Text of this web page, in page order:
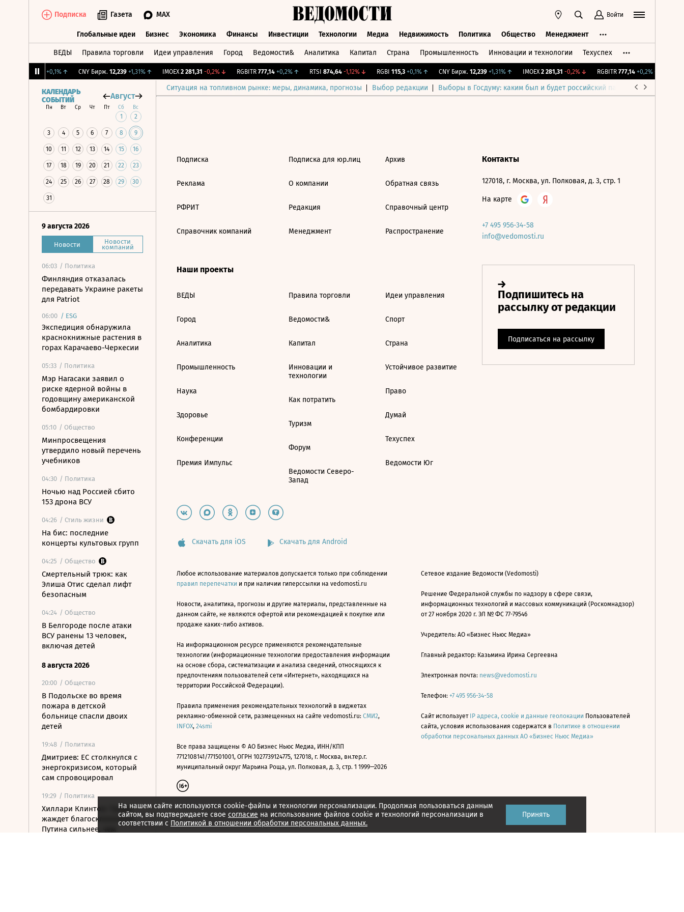
Подписка Газета MAX Войти
Глобальные идеи Бизнес Экономика Финансы Инвестиции Технологии Медиа Недвижимость Политика Общество Менеджмент
ВЕДЫ Правила торговли Идеи управления Город Ведомости& Аналитика Капитал Страна Промышленность Инновации и технологии Техуспех
+0,1%↑ CNY Бирж. 12,239 +1,31%↑ IMOEX 2 281,31 -0,2%↓ RGBITR 777,14 +0,2%↑ RTSI 874,64 -1,12%↓ RGBI 115,3 +0,1%↑ CNY Бирж. 12,239 +1,31%↑ IMOEX 2 281,31 -0,2%↓ RGBITR 777,14 +0,2%↑
Ситуация на топливном рынке: меры, динамика, прогнозы Выбор редакции Выборы в Госдуму: каким был и будет российский парламент
КАЛЕНДАРЬ
СОБЫТИЙ
Август
Пн Вт Ср Чт Пт Сб Вс
1 2
3 4 5 6 7 8 9
10 11 12 13 14 15 16
17 18 19 20 21 22 23
24 25 26 27 28 29 30
31
9 августа 2026
Новости Новости
компаний
06:03 / Политика
Финляндия отказалась
передавать Украине ракеты
для Patriot
06:00 / ESG
Экспедиция обнаружила
краснокнижные растения в
горах Карачаево-Черкесии
05:33 / Политика
Мэр Нагасаки заявил о
риске ядерной войны в
годовщину американской
бомбардировки
05:10 / Общество
Минпросвещения
утвердило новый перечень
учебников
04:30 / Политика
Ночью над Россией сбито
153 дрона ВСУ
04:26 / Стиль жизни
На бис: последние
концерты культовых групп
04:25 / Общество
Смертельный трюк: как
Элиша Отис сделал лифт
безопасным
04:24 / Общество
В Белгороде после атаки
ВСУ ранены 13 человек,
включая детей
8 августа 2026
20:00 / Общество
В Подольске во время
пожара в детской
больнице спасли двоих
детей
19:48 / Политика
Дмитриев: ЕС столкнулся с
энергокризисом, который
сам спровоцировал
19:29 / Политика
Хиллари Клинтон: Трамп
жаждет благосклонности
Путина сильнее, чем
На нашем сайте используются cookie-файлы и технологии персонализации. Продолжая пользоваться данным
сайтом, вы подтверждаете свое согласие на использование файлов cookie и технологий персонализации в
соответствии с Политикой в отношении обработки персональных данных.
Принять
Подписка
Реклама
РФРИТ
Справочник компаний
Подписка для юр.лиц
О компании
Редакция
Менеджмент
Архив
Обратная связь
Справочный центр
Распространение
Наши проекты
ВЕДЫ
Город
Аналитика
Промышленность
Наука
Здоровье
Конференции
Премия Импульс
Правила торговли
Ведомости&
Капитал
Инновации и
технологии
Как потратить
Туризм
Форум
Ведомости Северо-
Запад
Идеи управления
Спорт
Страна
Устойчивое развитие
Право
Думай
Техуспех
Ведомости Юг
Контакты
127018, г. Москва, ул. Полковая, д. 3, стр. 1
На карте
+7 495 956-34-58
info@vedomosti.ru
Скачать для iOS Скачать для Android
Любое использование материалов допускается только при соблюдении
правил перепечатки и при наличии гиперссылки на vedomosti.ru
Новости, аналитика, прогнозы и другие материалы, представленные на
данном сайте, не являются офертой или рекомендацией к покупке или
продаже каких-либо активов.
На информационном ресурсе применяются рекомендательные
технологии (информационные технологии предоставления информации
на основе сбора, систематизации и анализа сведений, относящихся к
предпочтениям пользователей сети «Интернет», находящихся на
территории Российской Федерации).
Правила применения рекомендательных технологий в виджетах
рекламно-обменной сети, размещенных на сайте vedomosti.ru: СМИ2,
INFOX, 24smi
Все права защищены © АО Бизнес Ньюс Медиа, ИНН/КПП
7712108141/771501001, ОГРН 1027739124775, 127018, г. Москва, вн.тер.г.
муниципальный округ Марьина Роща, ул. Полковая, д. 3, стр. 1 1999—2026
Сетевое издание Ведомости (Vedomosti)
Решение Федеральной службы по надзору в сфере связи,
информационных технологий и массовых коммуникаций (Роскомнадзор)
от 27 ноября 2020 г. ЭЛ № ФС 77-79546
Учредитель: АО «Бизнес Ньюс Медиа»
Главный редактор: Казьмина Ирина Сергеевна
Электронная почта: news@vedomosti.ru
Телефон: +7 495 956-34-58
Сайт использует IP адреса, cookie и данные геолокации Пользователей
сайта, условия использования содержатся в Политике в отношении
обработки персональных данных АО «Бизнес Ньюс Медиа»